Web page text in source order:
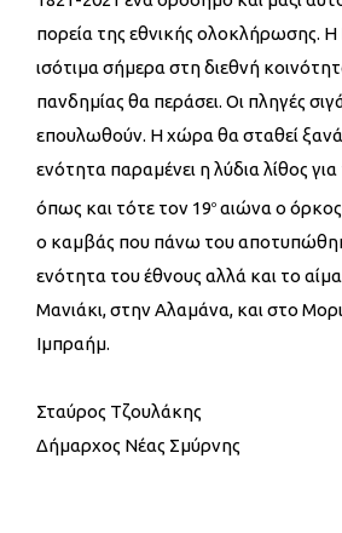
πορεία της εθνικής ολοκλήρωσης. Η
ισότιμα σήμερα στη διεθνή
πανδημίας θα περάσει. Οι πληγές
επουλωθούν. Η χώρα θα σταθεί
ενότητα παραμένει η λύδια λίθος
όπως και τότε τον 19ο αιώνα ο
ο καμβάς που πάνω του
ενότητα του έθνους αλλά και το
Μανιάκι, στην Αλαμάνα, και στο
Ιμπραήμ.
Σταύρος Τζουλάκης
Δήμαρχος Νέας Σμύρνης